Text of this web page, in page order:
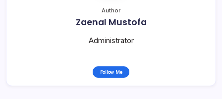
Author
Zaenal Mustofa
Administrator
Follow Me